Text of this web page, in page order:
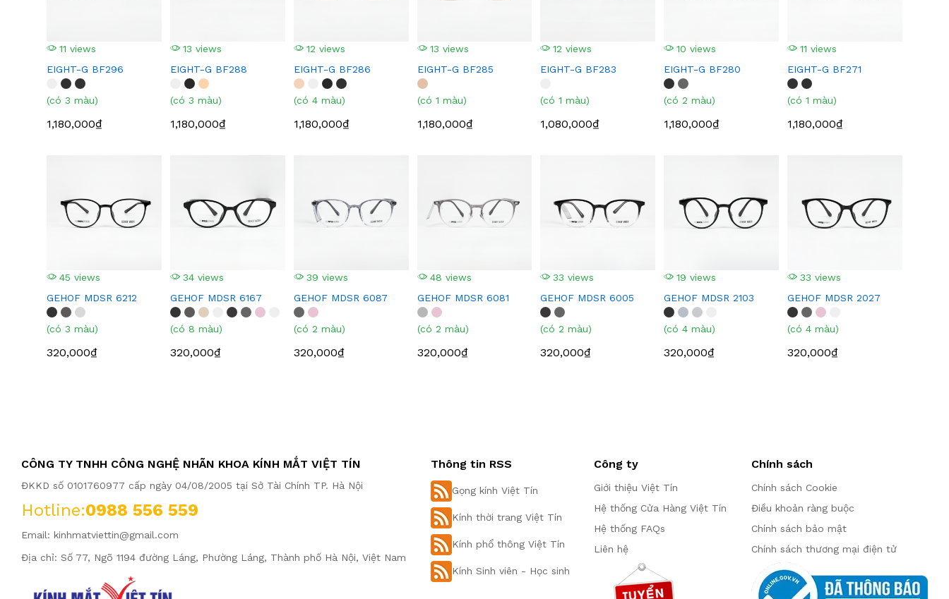
11 views
EIGHT-G BF296
(có 3 màu)
1,180,000₫
13 views
EIGHT-G BF288
(có 3 màu)
1,180,000₫
12 views
EIGHT-G BF286
(có 4 màu)
1,180,000₫
13 views
EIGHT-G BF285
(có 1 màu)
1,180,000₫
12 views
EIGHT-G BF283
(có 1 màu)
1,080,000₫
10 views
EIGHT-G BF280
(có 2 màu)
1,180,000₫
11 views
EIGHT-G BF271
(có 1 màu)
1,180,000₫
45 views
GEHOF MDSR 6212
(có 3 màu)
320,000₫
34 views
GEHOF MDSR 6167
(có 8 màu)
320,000₫
39 views
GEHOF MDSR 6087
(có 2 màu)
320,000₫
48 views
GEHOF MDSR 6081
(có 2 màu)
320,000₫
33 views
GEHOF MDSR 6005
(có 2 màu)
320,000₫
19 views
GEHOF MDSR 2103
(có 4 màu)
320,000₫
33 views
GEHOF MDSR 2027
(có 4 màu)
320,000₫
CÔNG TY TNHH CÔNG NGHỆ NHÃN KHOA KÍNH MẮT VIỆT TÍN
ĐKKD số 0101760977 cấp ngày 04/08/2005 tại Sở Tài Chính TP. Hà Nội
Hotline:0988 556 559
Email: kinhmatviettin@gmail.com
Địa chỉ: Số 77, Ngõ 1194 đường Láng, Phường Láng, Thành phố Hà Nội, Việt Nam
Thông tin RSS
Gọng kính Việt Tín
Kính thời trang Việt Tín
Kính phổ thông Việt Tín
Kính Sinh viên - Học sinh
Công ty
Giới thiệu Việt Tín
Hệ thống Cửa Hàng Việt Tín
Hệ thống FAQs
Liên hệ
Chính sách
Chính sách Cookie
Điều khoản ràng buộc
Chính sách bảo mật
Chính sách thương mại điện tử